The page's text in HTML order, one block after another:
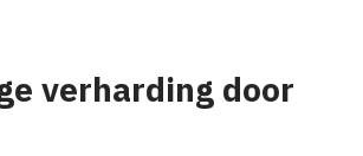
verharding door